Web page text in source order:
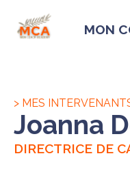
MON
> MES
Joanna
DIRECTRICE DE